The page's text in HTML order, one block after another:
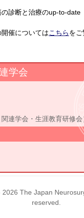
診断と治療のup-to-date
催についてはこちらをご
学会
連学会・生涯教育研修会
2026 The Japan
reserved.